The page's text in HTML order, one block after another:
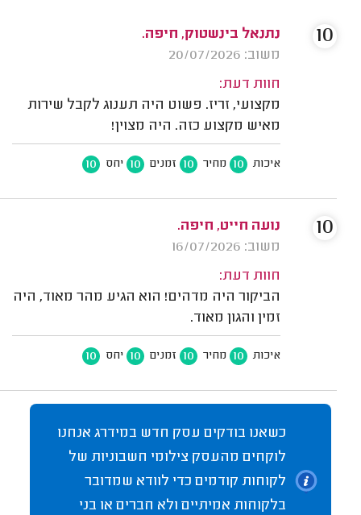
נתנאל בינשטוק, חיפה.
משוב: 20/07/2026
חוות דעת:
מקצועי, זריז. פשוט היה תענוג לקבל שירות
מאיש מקצוע כזה. היה מצוין!
איכות 10 מחיר 10 זמנים 10 יחס 10
10
נועה חייט, חיפה.
משוב: 16/07/2026
חוות דעת:
הביקור היה מדהים! הוא הגיע מהר מאוד, היה
זמין והגון מאוד.
איכות 10 מחיר 10 זמנים 10 יחס 10
10
כשאנו בודקים עסק חדש במידרג אנחנו
לוקחים מהעסק צילומי חשבוניות של
לקוחות קודמים כדי לוודא שמדובר
בלקוחות אמיתיים ולא חברים או בני